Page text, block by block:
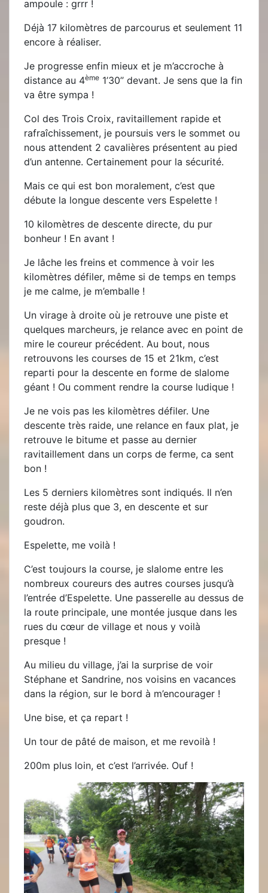
ampoule : grrr !
Déjà 17 kilomètres de parcourus et seulement 11
encore à réaliser.
Je progresse enfin mieux et je m’accroche à
distance au 4ème 1’30’’ devant. Je sens que la fin
va être sympa !
Col des Trois Croix, ravitaillement rapide et
rafraîchissement, je poursuis vers le sommet ou
nous attendent 2 cavalières présentent au pied
d’un antenne. Certainement pour la sécurité.
Mais ce qui est bon moralement, c’est que
débute la longue descente vers Espelette !
10 kilomètres de descente directe, du pur
bonheur ! En avant !
Je lâche les freins et commence à voir les
kilomètres défiler, même si de temps en temps
je me calme, je m’emballe !
Un virage à droite où je retrouve une piste et
quelques marcheurs, je relance avec en point de
mire le coureur précédent. Au bout, nous
retrouvons les courses de 15 et 21km, c’est
reparti pour la descente en forme de slalome
géant ! Ou comment rendre la course ludique !
Je ne vois pas les kilomètres défiler. Une
descente très raide, une relance en faux plat, je
retrouve le bitume et passe au dernier
ravitaillement dans un corps de ferme, ca sent
bon !
Les 5 derniers kilomètres sont indiqués. Il n’en
reste déjà plus que 3, en descente et sur
goudron.
Espelette, me voilà !
C’est toujours la course, je slalome entre les
nombreux coureurs des autres courses jusqu’à
l’entrée d’Espelette. Une passerelle au dessus de
la route principale, une montée jusque dans les
rues du cœur de village et nous y voilà
presque !
Au milieu du village, j’ai la surprise de voir
Stéphane et Sandrine, nos voisins en vacances
dans la région, sur le bord à m’encourager !
Une bise, et ça repart !
Un tour de pâté de maison, et me revoilà !
200m plus loin, et c’est l’arrivée. Ouf !